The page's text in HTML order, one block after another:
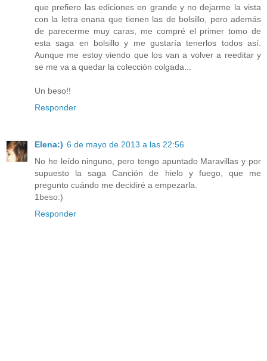
que prefiero las ediciones en grande y no dejarme la vista
con la letra enana que tienen las de bolsillo, pero además
de parecerme muy caras, me compré el primer tomo de
esta saga en bolsillo y me gustaría tenerlos todos así.
Aunque me estoy viendo que los van a volver a reeditar y
se me va a quedar la colección colgada...
Un beso!!
Responder
Elena:) 6 de mayo de 2013 a las 22:56
No he leído ninguno, pero tengo apuntado Maravillas y por
supuesto la saga Canción de hielo y fuego, que me
pregunto cuándo me decidiré a empezarla.
1beso:)
Responder